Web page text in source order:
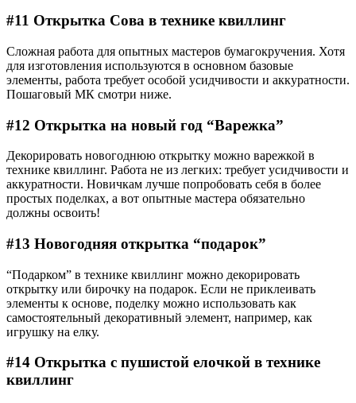
#11 Открытка Сова в технике квиллинг
Сложная работа для опытных мастеров бумагокручения. Хотя
для изготовления используются в основном базовые
элементы, работа требует особой усидчивости и аккуратности.
Пошаговый МК смотри ниже.
#12 Открытка на новый год “Варежка”
Декорировать новогоднюю открытку можно варежкой в
технике квиллинг. Работа не из легких: требует усидчивости и
аккуратности. Новичкам лучше попробовать себя в более
простых поделках, а вот опытные мастера обязательно
должны освоить!
#13 Новогодняя открытка “подарок”
“Подарком” в технике квиллинг можно декорировать
открытку или бирочку на подарок. Если не приклеивать
элементы к основе, поделку можно использовать как
самостоятельный декоративный элемент, например, как
игрушку на елку.
#14 Открытка с пушистой елочкой в технике
квиллинг